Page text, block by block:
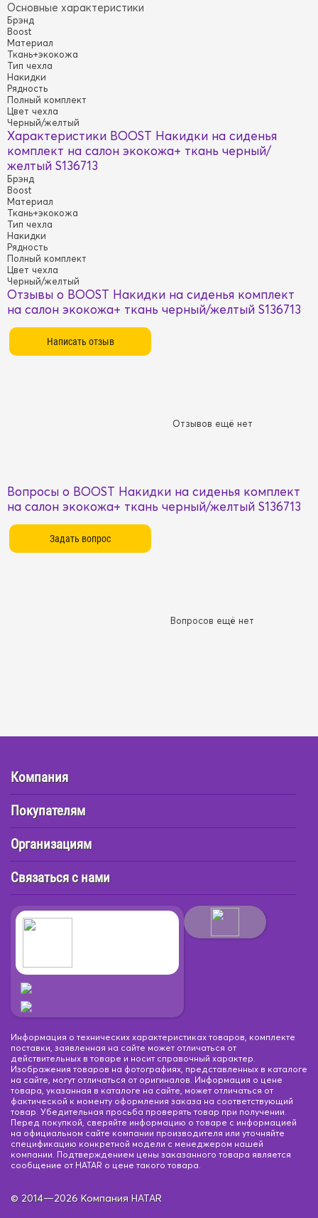
Основные характеристики
Брэнд
Boost
Материал
Ткань+экокожа
Тип чехла
Накидки
Рядность
Полный комплект
Цвет чехла
Черный/желтый
Характеристики BOOST Накидки на сиденья
комплект на салон экокожа+ ткань черный/
желтый S136713
Брэнд
Boost
Материал
Ткань+экокожа
Тип чехла
Накидки
Рядность
Полный комплект
Цвет чехла
Черный/желтый
Отзывы о BOOST Накидки на сиденья комплект
на салон экокожа+ ткань черный/желтый S136713
Отзывов ещё нет
Вопросы о BOOST Накидки на сиденья комплект
на салон экокожа+ ткань черный/желтый S136713
Вопросов ещё нет
Компания
Покупателям
Организациям
Связаться с нами
Информация о технических характеристиках товаров, комплекте
поставки, заявленная на сайте может отличаться от
действительных в товаре и носит справочный характер.
Изображения товаров на фотографиях, представленных в каталоге
на сайте, могут отличаться от оригиналов. Информация о цене
товара, указанная в каталоге на сайте, может отличаться от
фактической к моменту оформления заказа на соответствующий
товар. Убедительная просьба проверять товар при получении.
Перед покупкой, сверяйте информацию о товаре с информацией
на официальном сайте компании производителя или уточняйте
спецификацию конкретной модели с менеджером нашей
компании. Подтверждением цены заказанного товара является
сообщение от HATAR о цене такого товара.
© 2014—2026 Компания HATAR